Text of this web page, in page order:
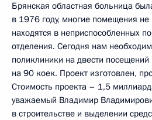
Брянская областная больница
в 1976 году, многие помещения не
находятся в неприспособленных
отделения. Сегодня нам
поликлиники на двести посещений
на 90 коек. Проект изготовлен,
Стоимость проекта – 1,5
уважаемый Владимир
в строительстве и выделении